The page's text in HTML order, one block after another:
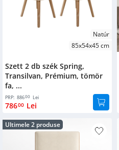
Meggy
Levendula
Szürke
Fekete
Zöld
Baby Blue
Natúr
85x54x45 cm
Szett 2 db szék Spring,
Transilvan, Prémium, tömör
fa, ...
PRP: 88600 Lei
78600 Lei
Ultimele 2 produse